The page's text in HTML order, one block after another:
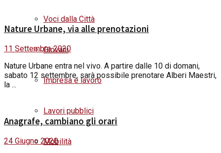
Voci dalla Città
Giovani
Impresa e lavoro
Lavori pubblici
Mobilità
Nature Urbane, via alle prenotazioni
11 Settembre 2020
Nature Urbane entra nel vivo. A partire dalle 10 di domani,
sabato 12 settembre, sarà possibile prenotare Alberi Maestri,
la ...
Anagrafe, cambiano gli orari
24 Giugno 2020